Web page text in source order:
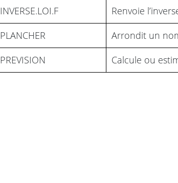
INVERSE.LOI.F
Renvoie
PLANCHER
Arrondit un
PREVISION Calcule ou